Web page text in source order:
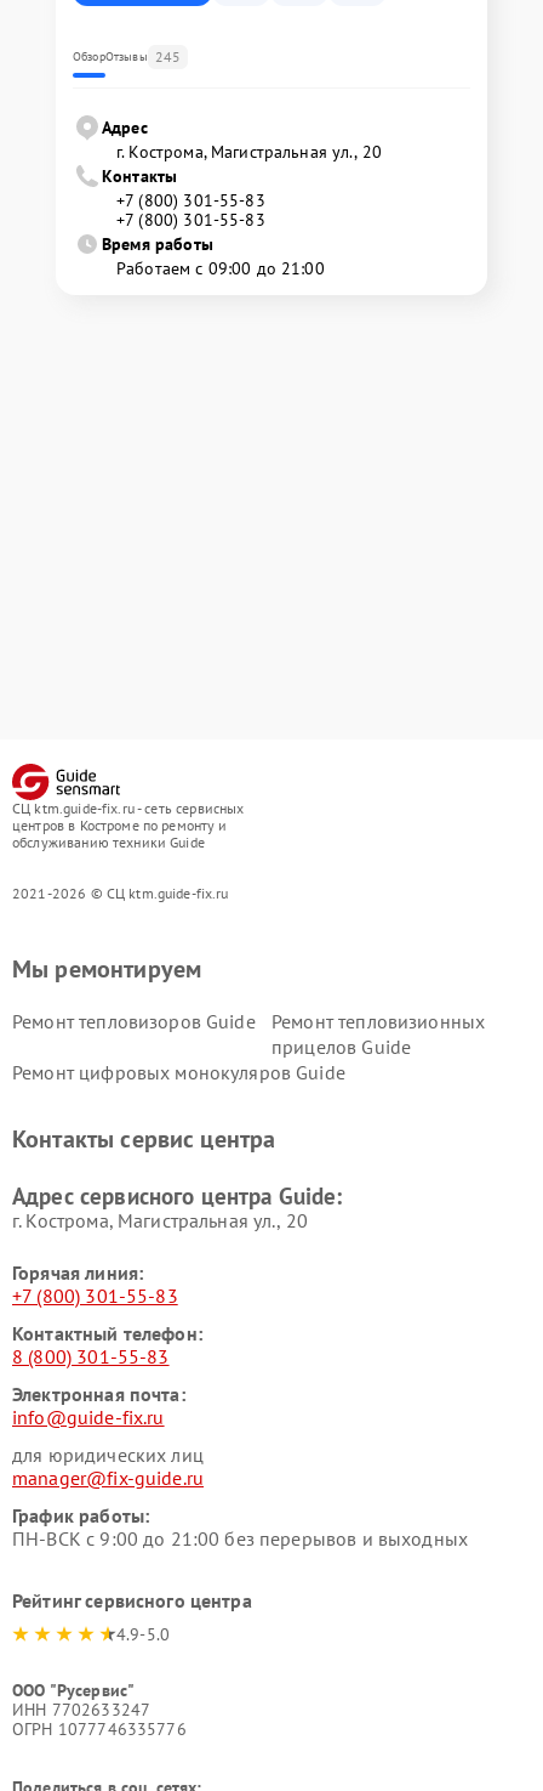
ОбзорОтзывы 245
Адрес
г. Кострома, Магистральная ул., 20
Контакты
+7 (800) 301-55-83
+7 (800) 301-55-83
Время работы
Работаем с 09:00 до 21:00
СЦ ktm.guide-fix.ru - сеть сервисных
центров в Костроме по ремонту и
обслуживанию техники Guide
2021-2026 © СЦ ktm.guide-fix.ru
Мы ремонтируем
Ремонт тепловизоров Guide
Ремонт тепловизионных
прицелов Guide
Ремонт цифровых монокуляров Guide
Контакты сервис центра
Адрес сервисного центра Guide:
г. Кострома, Магистральная ул., 20
Горячая линия:
+7 (800) 301-55-83
Контактный телефон:
8 (800) 301-55-83
Электронная почта:
info@guide-fix.ru
для юридических лиц
manager@fix-guide.ru
График работы:
ПН-ВСК с 9:00 до 21:00 без перерывов и выходных
Рейтинг сервисного центра
4.9-5.0
ООО "Русервис"
ИНН 7702633247
ОГРН 1077746335776